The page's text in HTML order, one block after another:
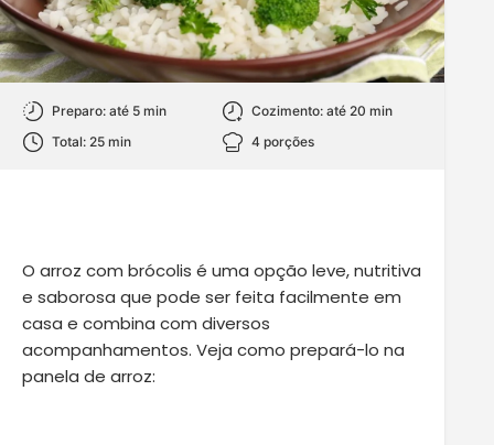
Preparo: até 5 min
Cozimento: até 20 min
Total: 25 min
4 porções
O arroz com brócolis é uma opção leve, nutritiva
e saborosa que pode ser feita facilmente em
casa e combina com diversos
acompanhamentos. Veja como prepará-lo na
panela de arroz: